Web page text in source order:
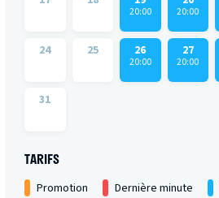
20:00 20:00
24 25 26
20:00
27
20:00
31
TARIFS
Promotion Dernière minute